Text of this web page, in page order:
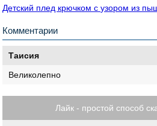
Детский плед крючком с узором из
Комментарии
Таисия
Великолепно
Лайк - простой способ